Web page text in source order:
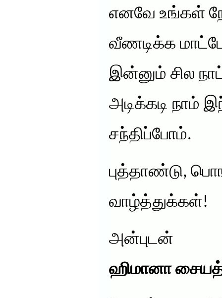
எனவே உங்கள்
வீணடிக்க
இன்னும் சில
அடிக்கடி நாம்
சந்திப்போம்.
புத்தாண்டு,
வாழ்த்துக்கள்!
அன்புடன்
ஹிமானா